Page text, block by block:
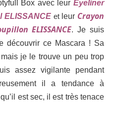
Box avec leur Eyeliner
ELISSANCE et leur Crayon
ELISSANCE. Je suis
découvrir ce Mascara ! Sa
je le trouve un peu trop
assez vigilante pendant
il a tendance à
est sec, il est très tenace